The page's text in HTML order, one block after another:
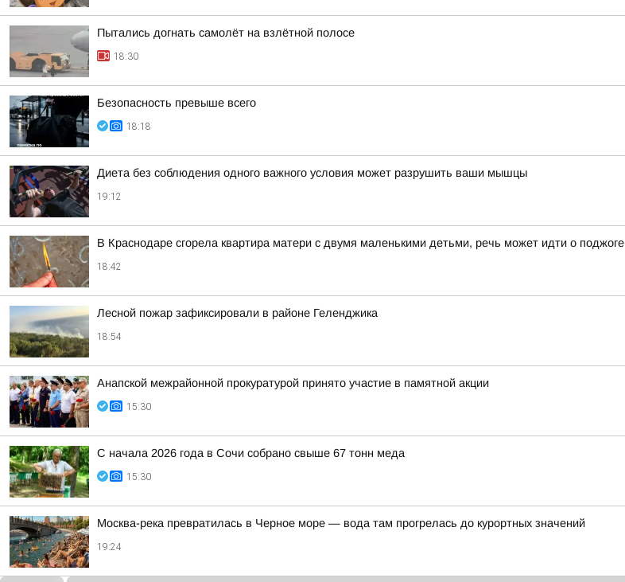
Пытались догнать самолёт на взлётной полосе
18:30
Безопасность превыше всего
18:18
Диета без соблюдения одного важного условия может разрушить ваши мышцы
19:12
В Краснодаре сгорела квартира матери с двумя маленькими детьми, речь может идти о поджоге
18:42
Лесной пожар зафиксировали в районе Геленджика
18:54
Анапской межрайонной прокуратурой принято участие в памятной акции
15:30
С начала 2026 года в Сочи собрано свыше 67 тонн меда
15:30
Москва-река превратилась в Черное море — вода там прогрелась до курортных значений
19:24